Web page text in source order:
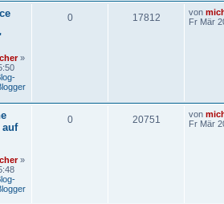
»
0 17812 von
Fr Mär
auf
»
0 20751 von
Fr Mär